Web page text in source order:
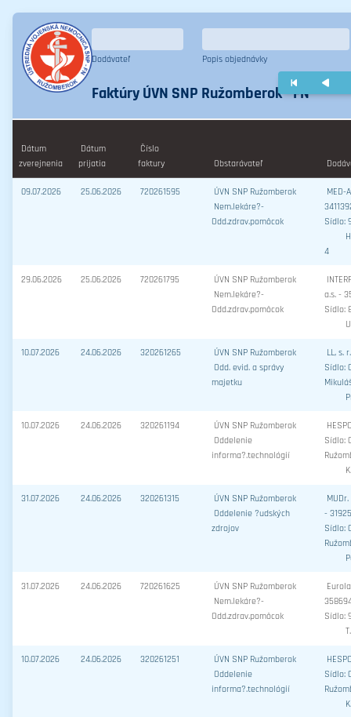
Dodávateľ Popis objednávky
Faktúry ÚVN SNP Ružomberok - FN
Dátum
zverejnenia
Dátum
prijatia
Číslo
faktury
Obstarávateľ
09.07.2026 25.06.2026 720261595
ÚVN SNP Ružomberok
Nem.lekáre?-
Odd.zdrav.pomôcok
MED-
Sídlo:
4
29.06.2026 25.06.2026 720261795
ÚVN SNP Ružomberok
Nem.lekáre?-
Odd.zdrav.pomôcok
a.s. -
Sídlo:
10.07.2026 24.06.2026 320261265
ÚVN SNP Ružomberok
Odd. evid. a správy
majetku
LL, s.
Sídlo:
10.07.2026 24.06.2026 320261194
ÚVN SNP Ružomberok
Oddelenie
informa?.technológií
Sídlo:
31.07.2026 24.06.2026 320261315
ÚVN SNP Ružomberok
Oddelenie ?udských
zdrojov
-
Sídlo:
31.07.2026 24.06.2026 720261625
ÚVN SNP Ružomberok
Nem.lekáre?-
Odd.zdrav.pomôcok
Sídlo:
10.07.2026 24.06.2026 320261251
ÚVN SNP Ružomberok
Oddelenie
informa?.technológií
Sídlo: